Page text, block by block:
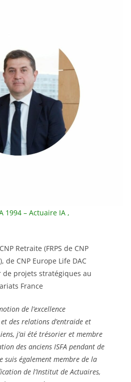
1994 – Actuaire IA ,
Retraite (FRPS de CNP
de CNP Europe Life DAC
projets stratégiques au
France
de l’excellence
et des relations d’entraide et
j’ai été trésorier et membre
des anciens ISFA pendant de
suis également membre de la
de l’Institut de Actuaires,